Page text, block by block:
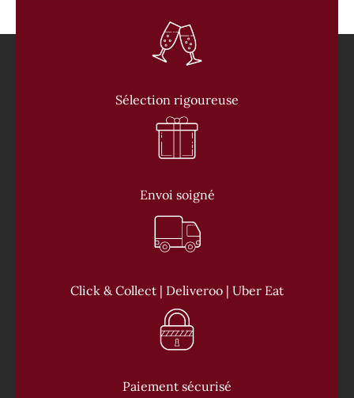
Sélection rigoureuse
Envoi soigné
Click & Collect | Deliveroo | Uber Eat
Paiement sécurisé